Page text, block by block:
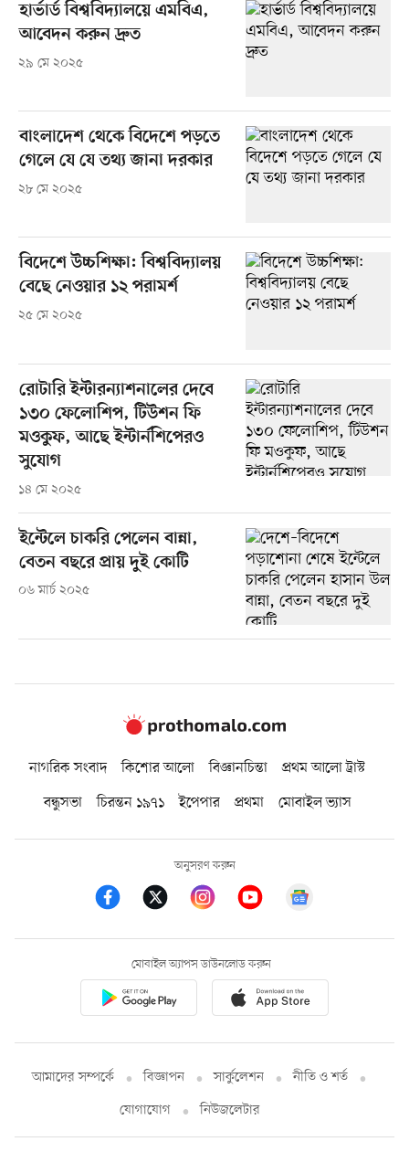
হার্ভার্ড বিশ্ববিদ্যালয়ে এমবিএ,
আবেদন করুন দ্রুত
২৯ মে ২০২৫
বাংলাদেশ থেকে বিদেশে পড়তে
গেলে যে যে তথ্য জানা দরকার
২৮ মে ২০২৫
বিদেশে উচ্চশিক্ষা: বিশ্ববিদ্যালয়
বেছে নেওয়ার ১২ পরামর্শ
২৫ মে ২০২৫
রোটারি ইন্টারন্যাশনালের দেবে
১৩০ ফেলোশিপ, টিউশন ফি
মওকুফ, আছে ইন্টার্নশিপেরও
সুযোগ
১৪ মে ২০২৫
ইন্টেলে চাকরি পেলেন বান্না,
বেতন বছরে প্রায় দুই কোটি
০৬ মার্চ ২০২৫
নাগরিক সংবাদ কিশোর আলো বিজ্ঞানচিন্তা
প্রথম আলো ট্রাস্ট
বন্ধুসভা
চিরন্তন ১৯৭১ ইপেপার প্রথমা মোবাইল ভ্যাস
অনুসরণ করুন
মোবাইল অ্যাপস ডাউনলোড করুন
আমাদের সম্পর্কে বিজ্ঞাপন সার্কুলেশন
নীতি ও শর্ত
যোগাযোগ
নিউজলেটার